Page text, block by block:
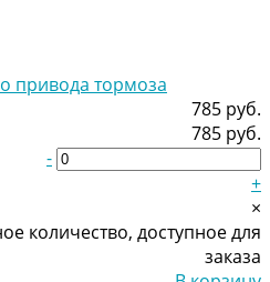
785 руб.
785 руб.
-
+
×
количество, доступное для
заказа